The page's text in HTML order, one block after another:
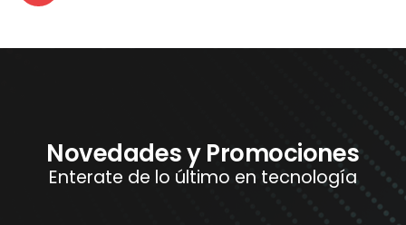
Novedades y Promociones
Enterate de lo último en tecnología